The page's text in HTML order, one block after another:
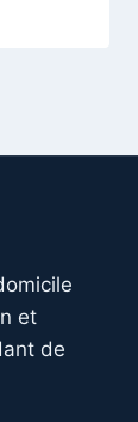
et
de